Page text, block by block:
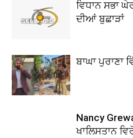
ਵਿਧਾਨ ਸਭਾ
ਦੀਆਂ ਬੁਛਾੜਾਂ
ਬਾਘਾ ਪੁਰਾਣਾ
Nancy
ਖਾਲਿਸਤਾਨ